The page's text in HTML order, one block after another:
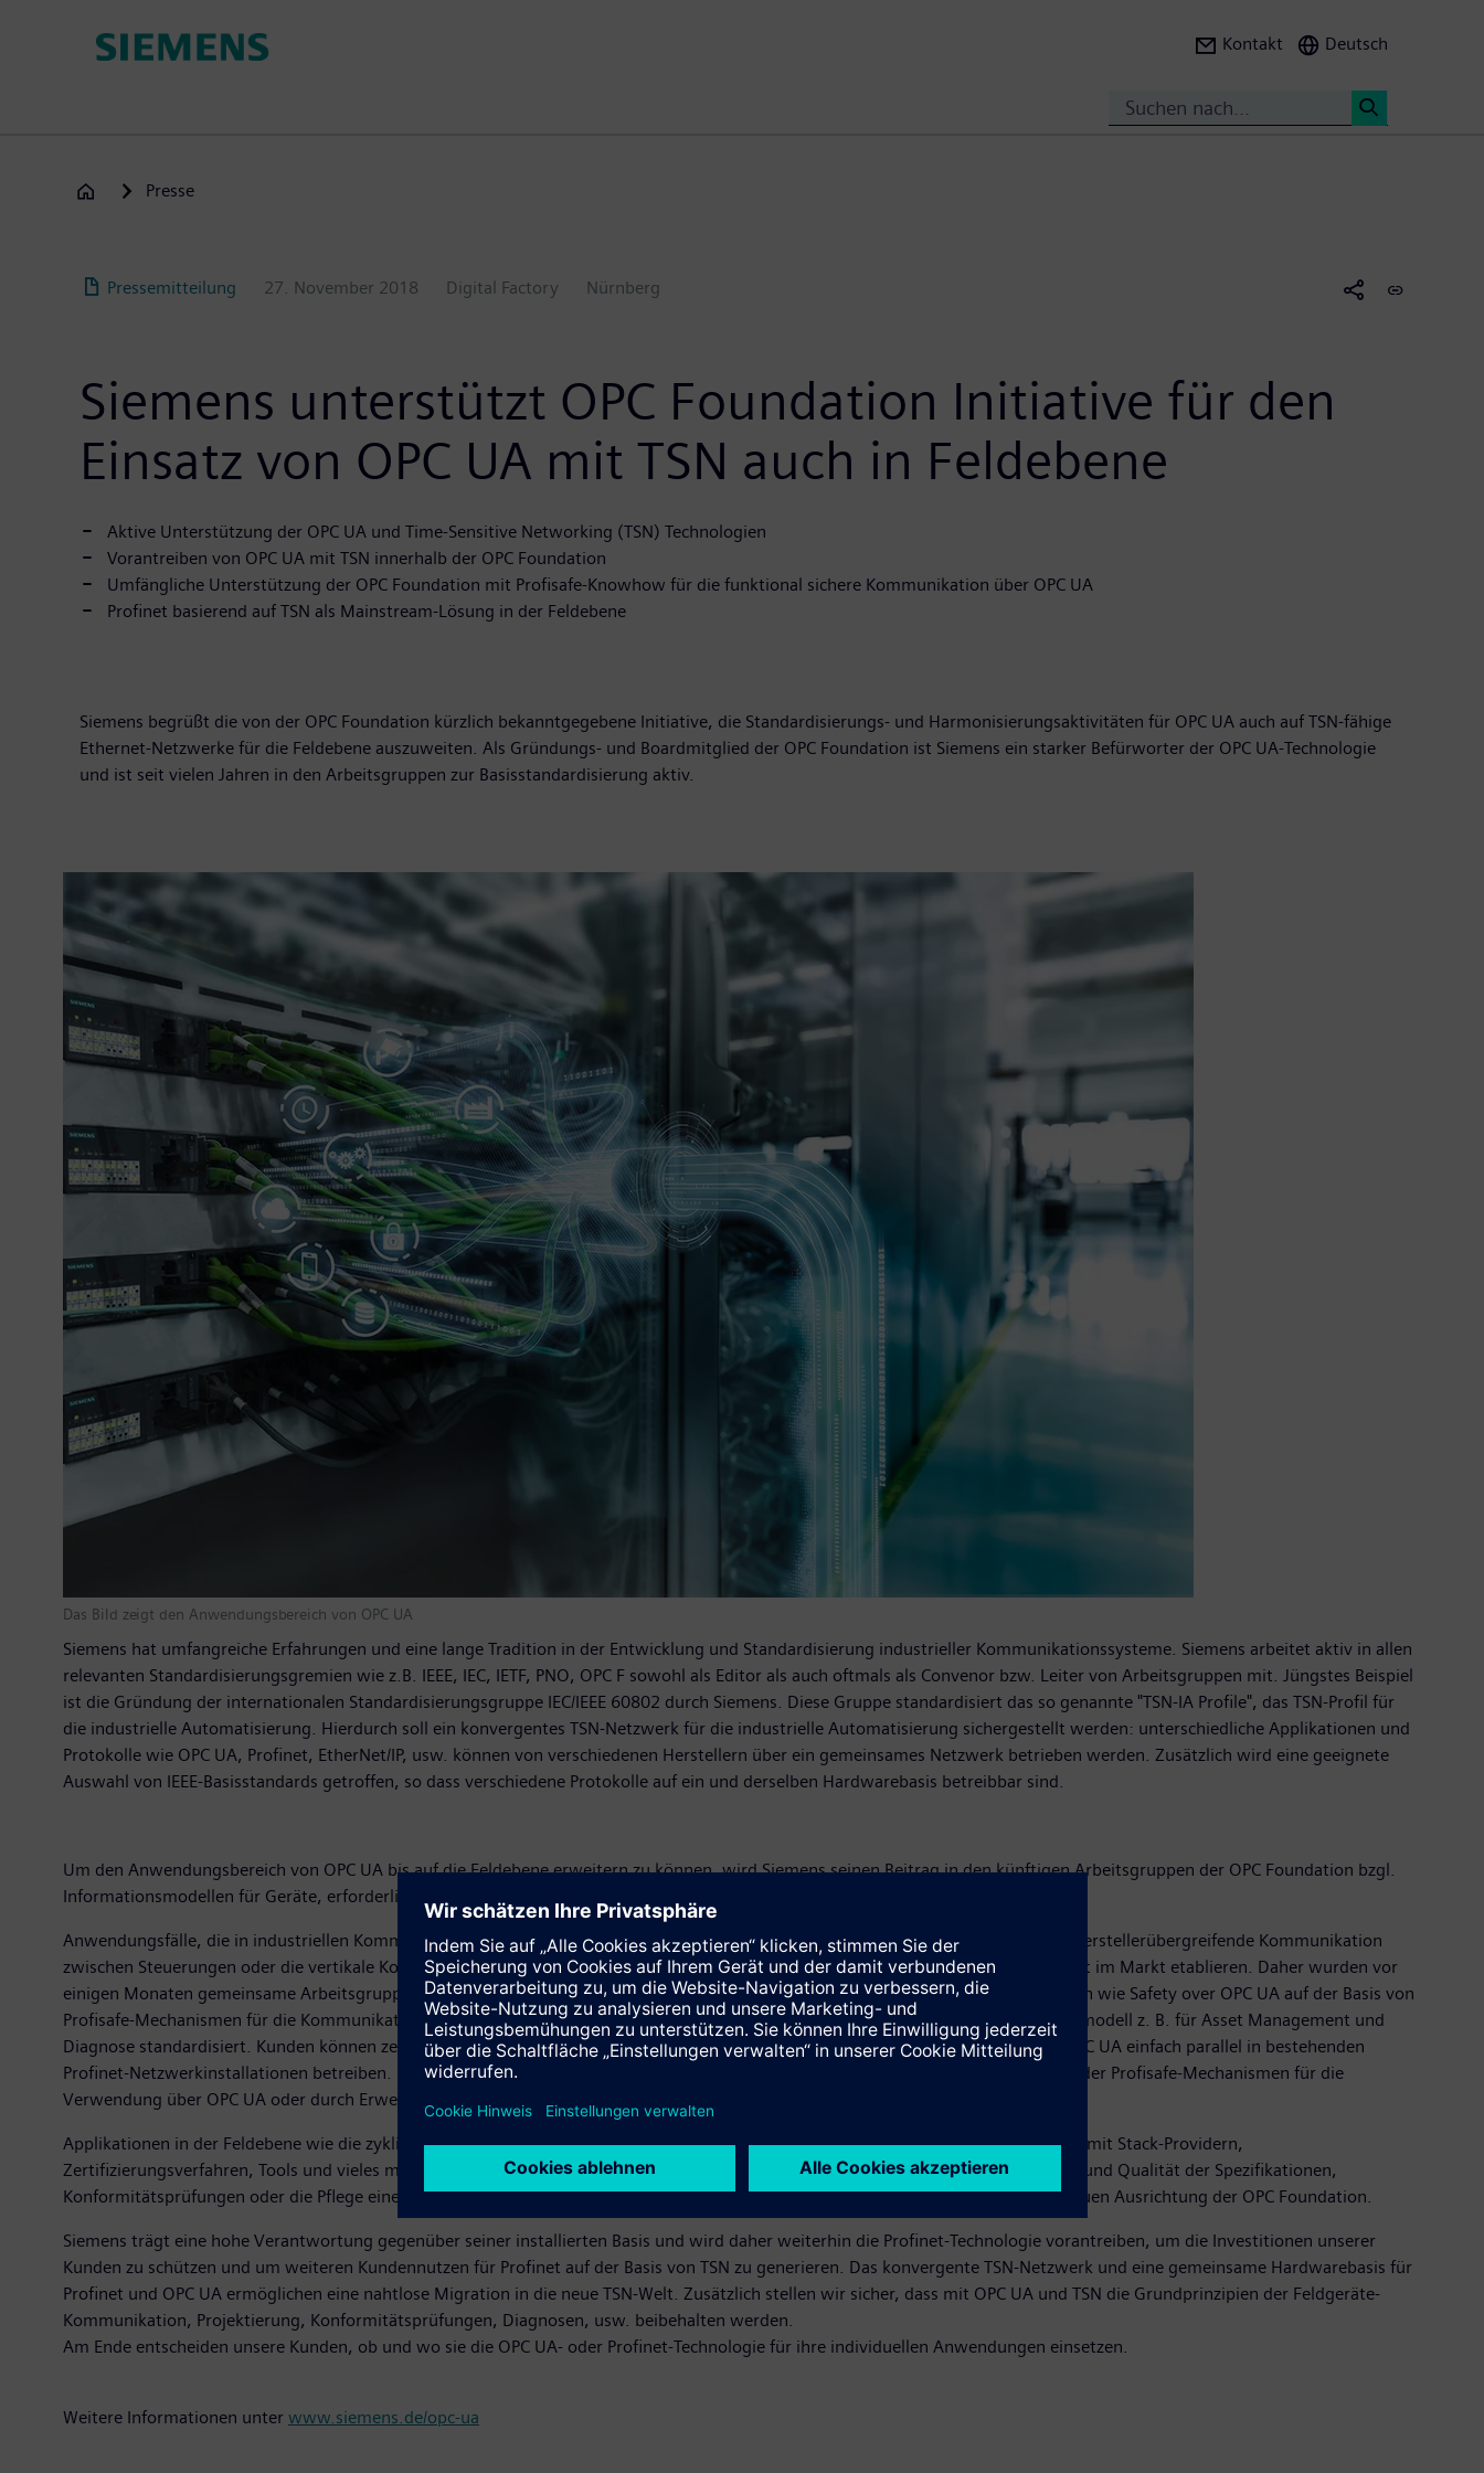
Kontakt Deutsch
Presse
Pressemitteilung 27. November 2018 Digital Factory Nürnberg
Siemens unterstützt OPC Foundation Initiative für den
Einsatz von OPC UA mit TSN auch in Feldebene
Aktive Unterstützung der OPC UA und Time-Sensitive Networking (TSN) Technologien
Vorantreiben von OPC UA mit TSN innerhalb der OPC Foundation
Umfängliche Unterstützung der OPC Foundation mit Profisafe-Knowhow für die funktional sichere Kommunikation über OPC UA
Profinet basierend auf TSN als Mainstream-Lösung in der Feldebene
Siemens begrüßt die von der OPC Foundation kürzlich bekanntgegebene Initiative, die Standardisierungs- und Harmonisierungsaktivitäten für OPC UA auch auf TSN-fähige
Ethernet-Netzwerke für die Feldebene auszuweiten. Als Gründungs- und Boardmitglied der OPC Foundation ist Siemens ein starker Befürworter der OPC UA-Technologie
und ist seit vielen Jahren in den Arbeitsgruppen zur Basisstandardisierung aktiv.
Das Bild zeigt den Anwendungsbereich von OPC UA
Siemens hat umfangreiche Erfahrungen und eine lange Tradition in der Entwicklung und Standardisierung industrieller Kommunikationssysteme. Siemens arbeitet aktiv in allen
relevanten Standardisierungsgremien wie z.B. IEEE, IEC, IETF, PNO, OPC F sowohl als Editor als auch oftmals als Convenor bzw. Leiter von Arbeitsgruppen mit. Jüngstes Beispiel
ist die Gründung der internationalen Standardisierungsgruppe IEC/IEEE 60802 durch Siemens. Diese Gruppe standardisiert das so genannte "TSN-IA Profile", das TSN-Profil für
die industrielle Automatisierung. Hierdurch soll ein konvergentes TSN-Netzwerk für die industrielle Automatisierung sichergestellt werden: unterschiedliche Applikationen und
Protokolle wie OPC UA, Profinet, EtherNet/IP, usw. können von verschiedenen Herstellern über ein gemeinsames Netzwerk betrieben werden. Zusätzlich wird eine geeignete
Auswahl von IEEE-Basisstandards getroffen, so dass verschiedene Protokolle auf ein und derselben Hardwarebasis betreibbar sind.
Um den Anwendungsbereich von OPC UA bis auf die Feldebene erweitern zu können, wird Siemens seinen Beitrag in den künftigen Arbeitsgruppen der OPC Foundation bzgl.
Informationsmodellen für Geräte, erforderlichen Anpassungen der OPC UA Kernstandards, Anwendungsprofilen, usw. leisten.
Anwendungsfälle, die in industriellen Kommunikationssystemen bisher noch nicht ausreichend berücksichtigt wurden, wie z.B. die herstellerübergreifende Kommunikation
zwischen Steuerungen oder die vertikale Kommunikation von Geräten zu übergeordneten Systemen über OPC UA, werden sich zuerst im Markt etablieren. Daher wurden vor
einigen Monaten gemeinsame Arbeitsgruppen zwischen Mitgliedern der PNO und OPC Foundation eingerichtet. Dort werden Themen wie Safety over OPC UA auf der Basis von
Profisafe-Mechanismen für die Kommunikation zwischen Steuerungen oder die Abbildung von Profinet auf das OPC UA-Informationsmodell z. B. für Asset Management und
Diagnose standardisiert. Kunden können zeitnah von diesen Innovationen profitieren, ohne auf TSN warten zu müssen, indem sie OPC UA einfach parallel in bestehenden
Profinet-Netzwerkinstallationen betreiben. Die PNO bringt ihr technologisches Wissen in die OPC Foundation ein, z. B. durch Öffnen der Profisafe-Mechanismen für die
Verwendung über OPC UA oder durch Erweiterung der entsprechenden Nutzerrechte auf die Mitglieder der OPC Foundation.
Applikationen in der Feldebene wie die zyklische IO-Kommunikation, Motion Control und Safety erfordern ein etabliertes Ökosystem mit Stack-Providern,
Zertifizierungsverfahren, Tools und vieles mehr. Organisationen wie z.B. PNO, ODVA oder andere legen viel Wert auf Vollständigkeit und Qualität der Spezifikationen,
Konformitätsprüfungen oder die Pflege einer Hersteller- und Anwender-Community. Wir erwarten einen ähnlichen Ansatz mit der neuen Ausrichtung der OPC Foundation.
Siemens trägt eine hohe Verantwortung gegenüber seiner installierten Basis und wird daher weiterhin die Profinet-Technologie vorantreiben, um die Investitionen unserer
Kunden zu schützen und um weiteren Kundennutzen für Profinet auf der Basis von TSN zu generieren. Das konvergente TSN-Netzwerk und eine gemeinsame Hardwarebasis für
Profinet und OPC UA ermöglichen eine nahtlose Migration in die neue TSN-Welt. Zusätzlich stellen wir sicher, dass mit OPC UA und TSN die Grundprinzipien der Feldgeräte-
Kommunikation, Projektierung, Konformitätsprüfungen, Diagnosen, usw. beibehalten werden.
Am Ende entscheiden unsere Kunden, ob und wo sie die OPC UA- oder Profinet-Technologie für ihre individuellen Anwendungen einsetzen.
Weitere Informationen unter www.siemens.de/opc-ua